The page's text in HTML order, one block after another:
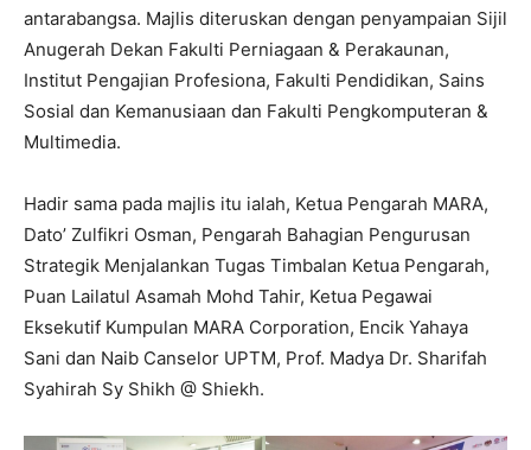
antarabangsa. Majlis diteruskan dengan penyampaian Sijil
Anugerah Dekan Fakulti Perniagaan & Perakaunan,
Institut Pengajian Profesiona, Fakulti Pendidikan, Sains
Sosial dan Kemanusiaan dan Fakulti Pengkomputeran &
Multimedia.
Hadir sama pada majlis itu ialah, Ketua Pengarah MARA,
Dato’ Zulfikri Osman, Pengarah Bahagian Pengurusan
Strategik Menjalankan Tugas Timbalan Ketua Pengarah,
Puan Lailatul Asamah Mohd Tahir, Ketua Pegawai
Eksekutif Kumpulan MARA Corporation, Encik Yahaya
Sani dan Naib Canselor UPTM, Prof. Madya Dr. Sharifah
Syahirah Sy Shikh @ Shiekh.